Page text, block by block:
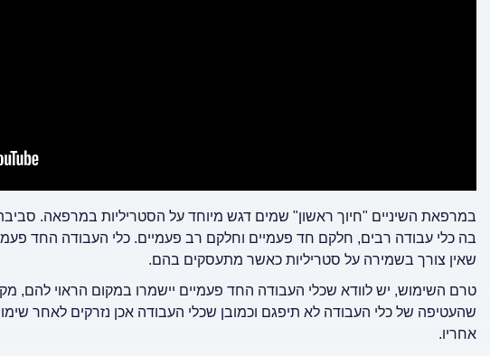
במרפאת השיניים "חיוך ראשון" שמים דגש מיוחד על הסטריליות במרפאה.
בה כלי עבודה רבים, חלקם חד פעמיים וחלקם רב פעמיים. כלי העבודה החד
שאין צורך בשמירה על סטריליות כאשר מתעסקים בהם.
טרם השימוש, יש לוודא שכלי העבודה החד פעמיים יישמרו במקום הראוי להם,
שהעטיפה של כלי העבודה לא תיפגם וכמובן שכלי העבודה אכן נזרקים לאחר
אחריו.